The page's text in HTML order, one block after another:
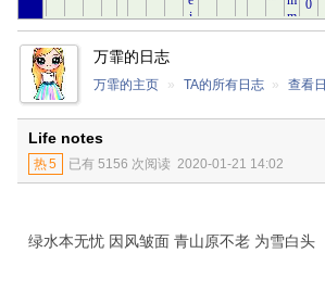
万霏的日志
万霏的主页 » TA的所有日志 » 查看
Life notes
热5 已有 5156 次阅读 2020-01-21 14:02
绿水本无忧 因 风皱面 青山原不老 为雪白头